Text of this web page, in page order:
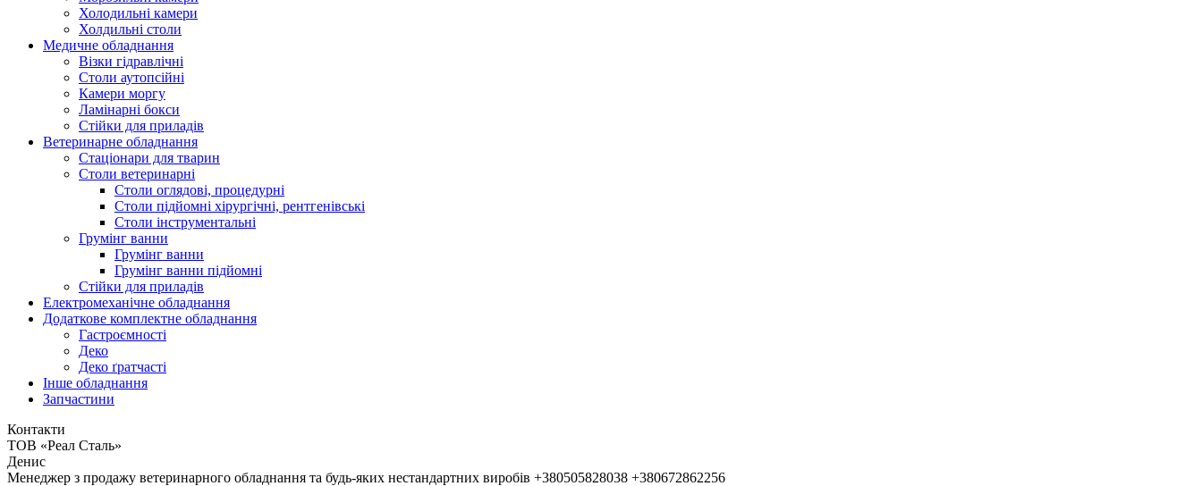
Холодильні камери
Холдильні столи
Медичне обладнання
Візки гідравлічні
Столи аутопсійні
Камери моргу
Ламінарні бокси
Стійки для приладів
Ветеринарне обладнання
Стаціонари для тварин
Столи ветеринарні
Столи оглядові, процедурні
Столи підйомні хірургічні, рентгенівські
Столи інструментальні
Грумінг ванни
Грумінг ванни
Грумінг ванни підйомні
Стійки для приладів
Електромеханічне обладнання
Додаткове комплектне обладнання
Гастроємності
Деко
Деко ґратчасті
Інше обладнання
Запчастини
Контакти
ТОВ «Реал Сталь»
Денис
Менеджер з продажу ветеринарного обладнання та будь-яких нестандартних виробів +380505828038 +380672862256